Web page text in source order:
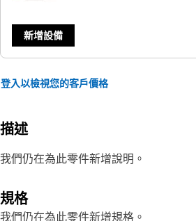
新增設備
登入以檢視您的客戶價格
描述
我們仍在為此零件新增說明。
規格
我們仍在為此零件新增規格。